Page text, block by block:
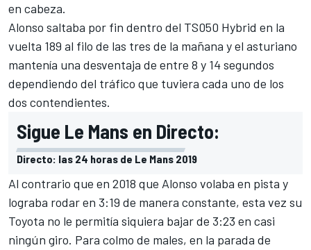
en cabeza.
Alonso saltaba por fin dentro del TS050 Hybrid en la
vuelta 189 al filo de las tres de la mañana y el asturiano
mantenía una desventaja de entre 8 y 14 segundos
dependiendo del tráfico que tuviera cada uno de los
dos contendientes.
Sigue Le Mans en Directo:
Directo: las 24 horas de Le Mans 2019
Al contrario que en 2018 que Alonso volaba en pista y
lograba rodar en 3:19 de manera constante, esta vez su
Toyota no le permitía siquiera bajar de 3:23 en casi
ningún giro. Para colmo de males, en la parada de